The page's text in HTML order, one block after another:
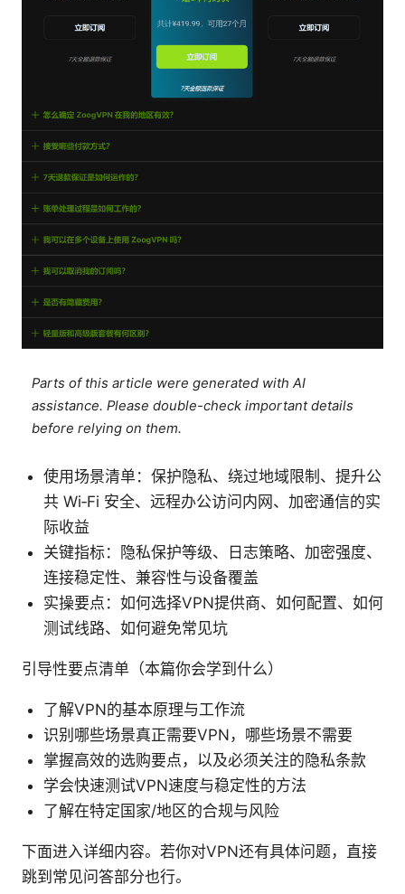
Parts of this article were generated with AI
assistance. Please double-check important details
before relying on them.
使用场景清单：保护隐私、绕过地域限制、提升公
共 Wi‑Fi 安全、远程办公访问内网、加密通信的实
际收益
关键指标：隐私保护等级、日志策略、加密强度、
连接稳定性、兼容性与设备覆盖
实操要点：如何选择VPN提供商、如何配置、如何
测试线路、如何避免常见坑
引导性要点清单（本篇你会学到什么）
了解VPN的基本原理与工作流
识别哪些场景真正需要VPN，哪些场景不需要
掌握高效的选购要点，以及必须关注的隐私条款
学会快速测试VPN速度与稳定性的方法
了解在特定国家/地区的合规与风险
下面进入详细内容。若你对VPN还有具体问题，直接
跳到常见问答部分也行。